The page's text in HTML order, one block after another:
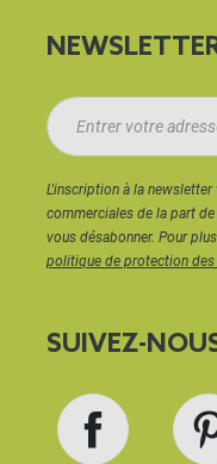
L'inscription à la
commerciales de la part
vous désabonner. Pour
politique de protection des
SUIVEZ-